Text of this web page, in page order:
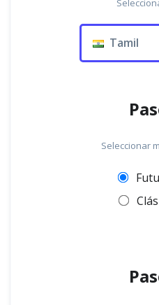
Tamil
Seleccionar